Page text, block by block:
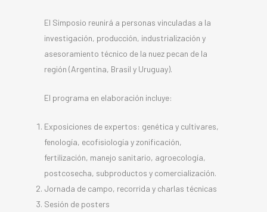
El Simposio reunirá a personas vinculadas a la
investigación, producción, industrialización y
asesoramiento técnico de la nuez pecan de la
región (Argentina, Brasil y Uruguay).
El programa en elaboración incluye:
Exposiciones de expertos: genética y cultivares,
fenología, ecofisiología y zonificación,
fertilización, manejo sanitario, agroecología,
postcosecha, subproductos y comercialización.
Jornada de campo, recorrida y charlas técnicas
Sesión de posters